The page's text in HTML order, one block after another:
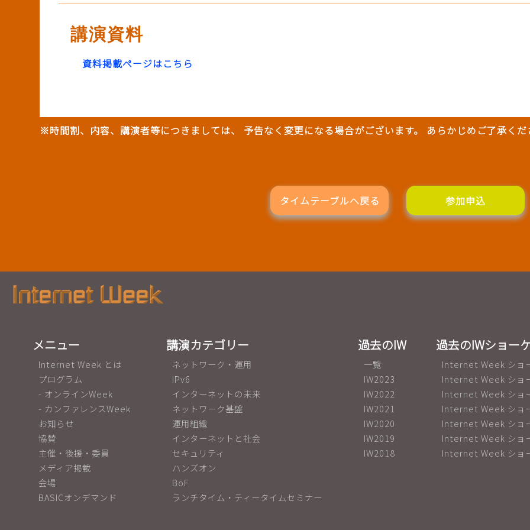
講演資料
資料掲載ページはこちら
※時間割、内容、講演者等につきましては、 予告なく変更になる場合がございます。 あらかじめご了承く
タイムテーブルへ戻る 参加申込
メニュー
Internet Week とは
プログラム
- オンラインWeek
- カンファレンスWeek
お知らせ
協賛
主催・後援・委員
メディア掲載
会場
BASICオンデマンド
講演カテゴリー
ネットワーク・運用
IPv6
インターネットの未来
ネットワーク基盤
運用組織
インターネットと社会
セキュリティ
ハンズオン
BoF
ランチタイム・ティータイムセミナー
過去のIW
一覧
IW2023
IW2022
IW2021
IW2020
IW2019
IW2018
過去のIWショー
Internet Week ショ
Internet Week ショ
Internet Week ショ
Internet Week ショ
Internet Week ショ
Internet Week ショ
Internet Week ショ